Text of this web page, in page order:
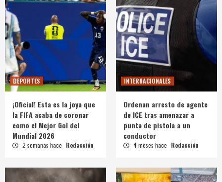
DEPORTES
¡Oficial! Esta es la joya que
la FIFA acaba de coronar
como el Mejor Gol del
Mundial 2026
2 semanas hace Redacción
INTERNACIONALES
Ordenan arresto de agente
de ICE tras amenazar a
punta de pistola a un
conductor
4 meses hace Redacción